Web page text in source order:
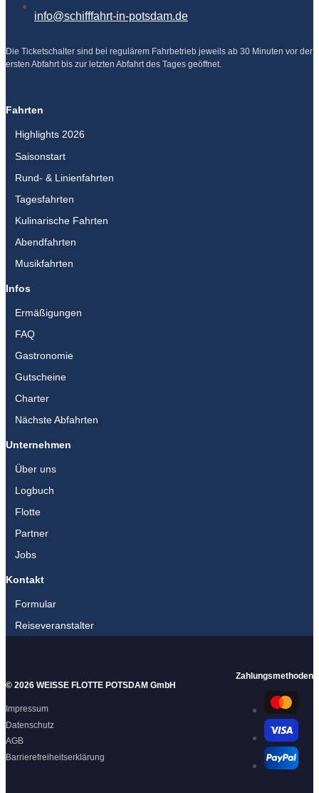
info@schifffahrt-in-potsdam.de
Die Ticketschalter sind bei regulärem Fahrbetrieb jeweils ab 30 Minuten vor der
ersten Abfahrt bis zur letzten Abfahrt des Tages geöffnet.
a
e
b
o
k
n
t
a
a
m
T
u
e
Fahrten
Highlights 2026
Saisonstart
Rund- & Linienfahrten
Tagesfahrten
Kulinarische Fahrten
Abendfahrten
Musikfahrten
Infos
Ermäßigungen
FAQ
Gastronomie
Gutscheine
Charter
Nächste Abfahrten
Unternehmen
Über uns
Logbuch
Flotte
Partner
Jobs
Kontakt
Formular
Reiseveranstalter
© 2026 WEISSE FLOTTE POTSDAM GmbH
Impressum
Datenschutz
AGB
Barrierefreiheitserklärung
Zahlungsmethoden